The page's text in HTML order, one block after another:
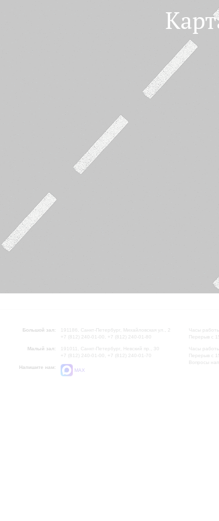
Большой зал:
191186, Санкт-Петербург, Михайловская ул., 2
+7 (812) 240-01-00, +7 (812) 240-01-80
Малый зал:
191011, Санкт-Петербург, Невский пр., 30
+7 (812) 240-01-00, +7 (812) 240-01-70
Напишите нам:
MAX
Часы
Перерыв с
Часы
Перерыв с
Вопросы